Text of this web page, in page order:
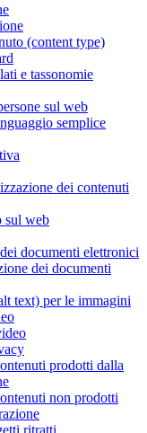
(content type)
e tassonomie
sul web
semplice
dei contenuti
sul web
documenti elettronici
dei documenti
text) per le immagini
prodotti dalla
non prodotti
ritratti